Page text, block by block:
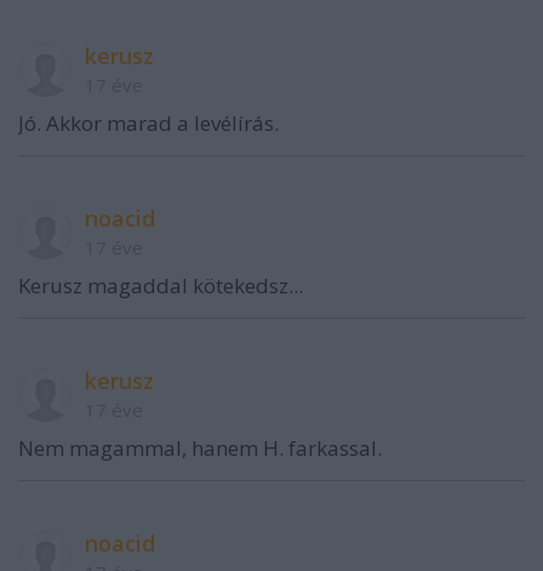
kerusz
Jó. Akkor marad a levélírás.
noacid
Kerusz magaddal kötekedsz...
kerusz
Nem magammal, hanem H. farkassal.
noacid